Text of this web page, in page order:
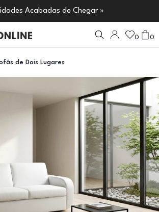
Acabadas de Chegar »
0 0
de Dois Lugares